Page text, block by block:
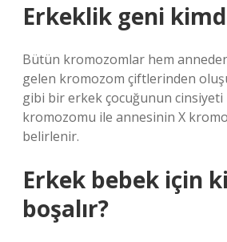
Erkeklik geni
Bütün kromozomlar hem
gelen kromozom çiftlerinden
gibi bir erkek çocuğunun cinsiyeti
kromozomu ile annesinin X
belirlenir.
Erkek bebek için
boşalır?